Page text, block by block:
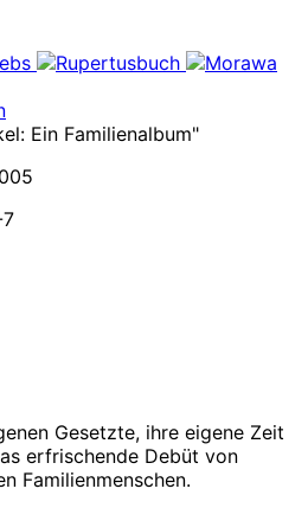
Gesetzte, ihre eigene Zeit
erfrischende Debüt von
Familienmenschen.